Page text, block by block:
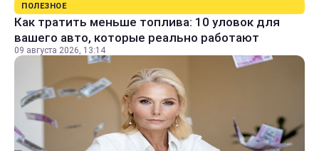
ПОЛЕЗНОЕ
Как тратить меньше топлива: 10 уловок для
вашего авто, которые реально работают
09 августа 2026, 13:14